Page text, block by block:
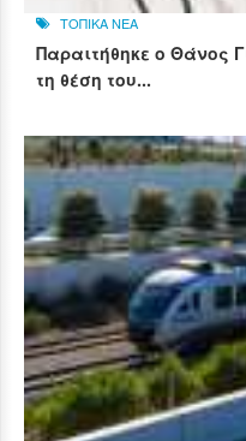
ΤΟΠΙΚΑ ΝΕΑ
Παραιτήθηκε ο Θάνος
τη θέση του...